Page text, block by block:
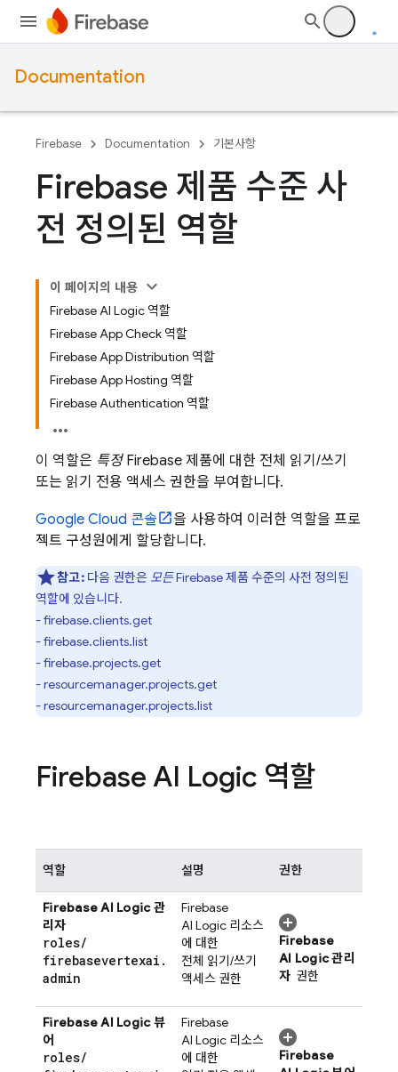
Documentation
Firebase Documentation 기본사항
Firebase 제품 수준 사
전 정의된 역할
이 페이지의 내용
Firebase AI Logic 역할
Firebase App Check 역할
Firebase App Distribution 역할
Firebase App Hosting 역할
Firebase Authentication 역할
이 역할은 특정Firebase 제품에 대한 전체 읽기/쓰기
또는 읽기 전용 액세스 권한을 부여합니다.
Google Cloud 콘솔
을 사용하여 이러한 역할을 프로
젝트 구성원에게 할당합니다.
참고:다음 권한은 모든Firebase 제품 수준의 사전 정의된
역할에 있습니다.
- firebase.clients.get
- firebase.clients.list
- firebase.projects.get
- resourcemanager.projects.get
- resourcemanager.projects.list
Firebase AI Logic 역할
역할 설명 권한
Firebase AI Logic관
리자
roles/
firebasevertexai .
admin
Firebase
AI Logic 리소스
에 대한
전체 읽기/쓰기
액세스 권한
Firebase
AI Logic관리
자 권한
Firebase AI Logic뷰
어
roles/
Firebase
AI Logic 리소스
에 대한
Firebase